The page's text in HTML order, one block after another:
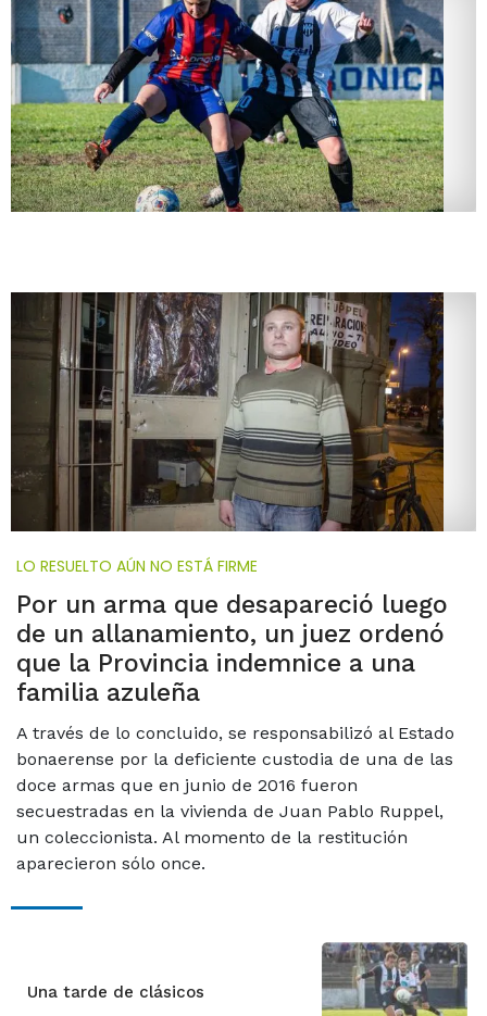
LO RESUELTO AÚN NO ESTÁ FIRME
Por un arma que desapareció luego
de un allanamiento, un juez ordenó
que la Provincia indemnice a una
familia azuleña
A través de lo concluido, se responsabilizó al Estado
bonaerense por la deficiente custodia de una de las
doce armas que en junio de 2016 fueron
secuestradas en la vivienda de Juan Pablo Ruppel,
un coleccionista. Al momento de la restitución
aparecieron sólo once.
Una tarde de clásicos